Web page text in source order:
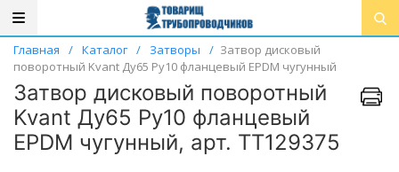
Главная / Каталог / Затворы / Затвор дисковый
поворотный Kvant Ду65 Ру10 фланцевый EPDM чугунный
Затвор дисковый поворотный
Kvant Ду65 Ру10 фланцевый
EPDM чугунный, арт. ТТ129375